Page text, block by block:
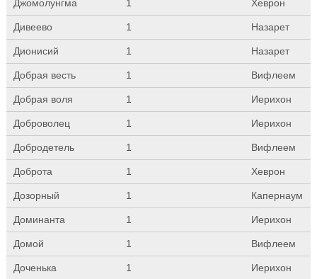
Джомолунгма 1 Хеврон
Дивеево 1 Назарет
Дионисий 1 Назарет
Добрая весть 1 Вифлеем
Добрая воля 1 Иерихон
Доброволец 1 Иерихон
Добродетель 1 Вифлеем
Доброта 1 Хеврон
Дозорный 1 Капернаум
Доминанта 1 Иерихон
Домой 1 Вифлеем
Доченька 1 Иерихон